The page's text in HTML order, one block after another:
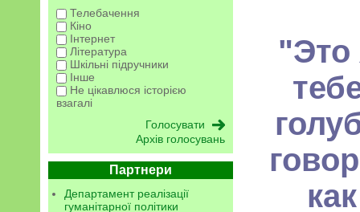
Телебачення
Кіно
Інтернет
Література
Шкільні підручники
Інше
Не цікавлюся історією
взагалі
Архів голосувань
Партнери
Департамент реалізації
гуманітарної політики
"Это
как